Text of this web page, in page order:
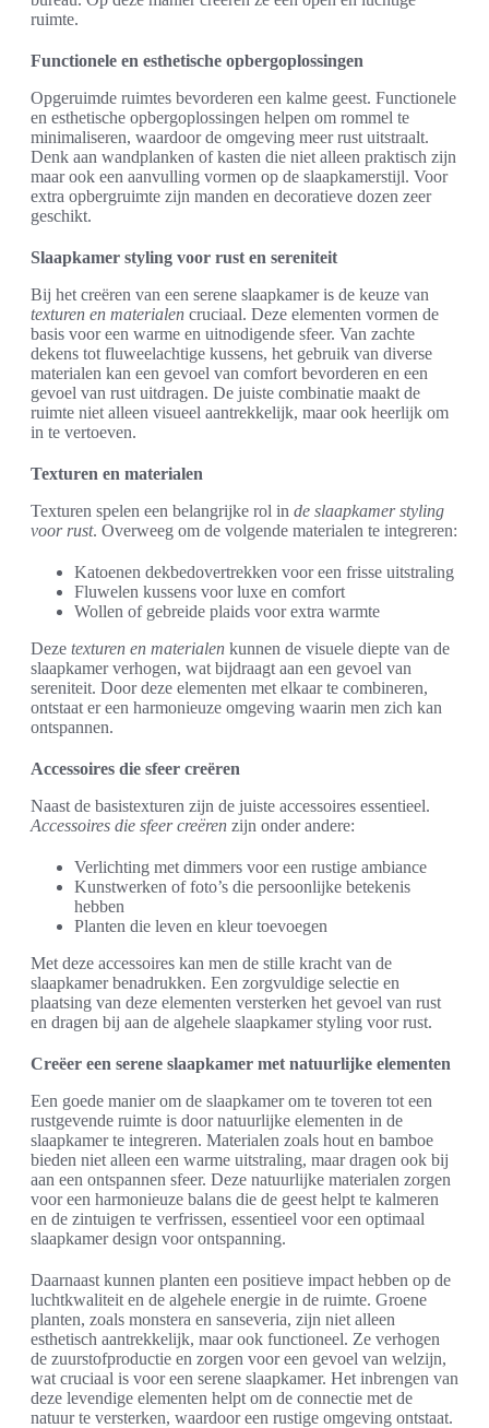
ruimte.
Functionele en esthetische opbergoplossingen
Opgeruimde ruimtes bevorderen een kalme geest. Functionele
en esthetische opbergoplossingen helpen om rommel te
minimaliseren, waardoor de omgeving meer rust uitstraalt.
Denk aan wandplanken of kasten die niet alleen praktisch zijn
maar ook een aanvulling vormen op de slaapkamerstijl. Voor
extra opbergruimte zijn manden en decoratieve dozen zeer
geschikt.
Slaapkamer styling voor rust en sereniteit
Bij het creëren van een serene slaapkamer is de keuze van
texturen en materialen cruciaal. Deze elementen vormen de
basis voor een warme en uitnodigende sfeer. Van zachte
dekens tot fluweelachtige kussens, het gebruik van diverse
materialen kan een gevoel van comfort bevorderen en een
gevoel van rust uitdragen. De juiste combinatie maakt de
ruimte niet alleen visueel aantrekkelijk, maar ook heerlijk om
in te vertoeven.
Texturen en materialen
Texturen spelen een belangrijke rol in de slaapkamer styling
voor rust. Overweeg om de volgende materialen te integreren:
Katoenen dekbedovertrekken voor een frisse uitstraling
Fluwelen kussens voor luxe en comfort
Wollen of gebreide plaids voor extra warmte
Deze texturen en materialen kunnen de visuele diepte van de
slaapkamer verhogen, wat bijdraagt aan een gevoel van
sereniteit. Door deze elementen met elkaar te combineren,
ontstaat er een harmonieuze omgeving waarin men zich kan
ontspannen.
Accessoires die sfeer creëren
Naast de basistexturen zijn de juiste accessoires essentieel.
Accessoires die sfeer creëren zijn onder andere:
Verlichting met dimmers voor een rustige ambiance
Kunstwerken of foto’s die persoonlijke betekenis
hebben
Planten die leven en kleur toevoegen
Met deze accessoires kan men de stille kracht van de
slaapkamer benadrukken. Een zorgvuldige selectie en
plaatsing van deze elementen versterken het gevoel van rust
en dragen bij aan de algehele slaapkamer styling voor rust.
Creëer een serene slaapkamer met natuurlijke elementen
Een goede manier om de slaapkamer om te toveren tot een
rustgevende ruimte is door natuurlijke elementen in de
slaapkamer te integreren. Materialen zoals hout en bamboe
bieden niet alleen een warme uitstraling, maar dragen ook bij
aan een ontspannen sfeer. Deze natuurlijke materialen zorgen
voor een harmonieuze balans die de geest helpt te kalmeren
en de zintuigen te verfrissen, essentieel voor een optimaal
slaapkamer design voor ontspanning.
Daarnaast kunnen planten een positieve impact hebben op de
luchtkwaliteit en de algehele energie in de ruimte. Groene
planten, zoals monstera en sanseveria, zijn niet alleen
esthetisch aantrekkelijk, maar ook functioneel. Ze verhogen
de zuurstofproductie en zorgen voor een gevoel van welzijn,
wat cruciaal is voor een serene slaapkamer. Het inbrengen van
deze levendige elementen helpt om de connectie met de
natuur te versterken, waardoor een rustige omgeving ontstaat.